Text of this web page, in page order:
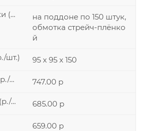
на поддоне по 150 штук,
обмотка стрейч-плёнко
й
Цена от 1 упаковки (р./шт.)
95 x 95 x 150
шт.)
747.00 р
Цена от 1000 шт. (р./шт.)
685.00 р
Цена от 5000 шт. (р./шт.)
659.00 р